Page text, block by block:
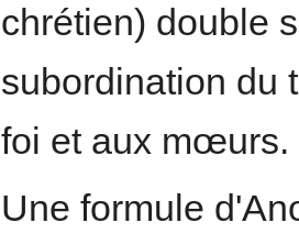
chrétien) double
subordination du
foi et aux mœurs.
Une formule